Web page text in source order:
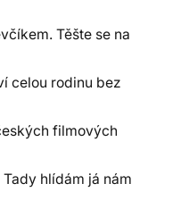
Těšte se na
celou rodinu bez
filmových
hlídám já nám